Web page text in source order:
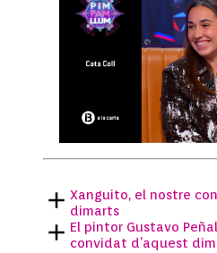
Xanguito, el nostre
dimarts
El pintor Gustavo
convidat d’aquest